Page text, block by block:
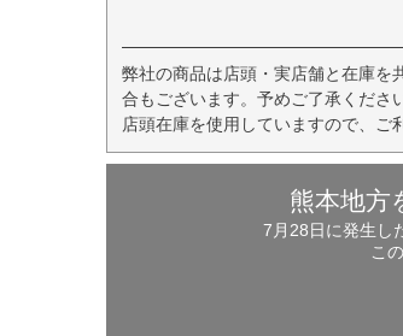
弊社の商品は店頭・実店舗と在庫を
合もございます。予めご了承ください
店頭在庫を使用していますので、ご
熊本地方
7月28日に発生し
こ